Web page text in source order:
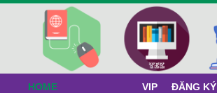
HOME VIP ĐĂNG KÝ